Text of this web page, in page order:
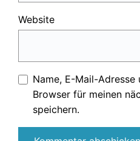
Website
Name, E-Mail-Adresse
Browser für meinen
speichern.